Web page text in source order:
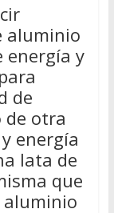
aluminio
energía y
de
de otra
energía
lata de
que
aluminio